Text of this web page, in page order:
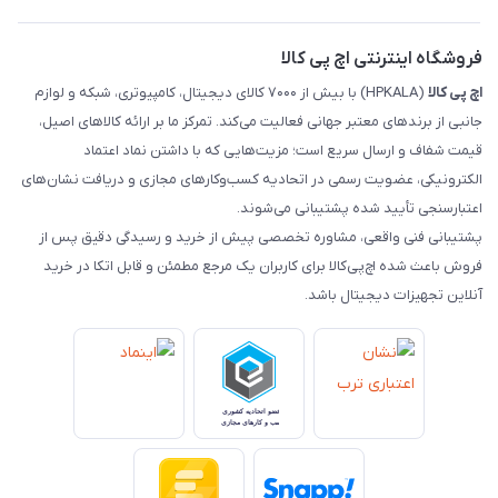
رهگیری مرسولات ماهکس
فروشگاه اینترنتی اچ پی کالا
اچ‌ پی‌ کالا
(HPKALA) با بیش از ۷۰۰۰ کالای دیجیتال، کامپیوتری، شبکه و لوازم
جانبی از برندهای معتبر جهانی فعالیت می‌کند. تمرکز ما بر ارائه کالاهای اصیل،
قیمت شفاف و ارسال سریع است؛ مزیت‌هایی که با داشتن نماد اعتماد
الکترونیکی، عضویت رسمی در اتحادیه کسب‌وکارهای مجازی و دریافت نشان‌های
اعتبارسنجی تأیید شده پشتیبانی می‌شوند.
پشتیبانی فنی واقعی، مشاوره تخصصی پیش از خرید و رسیدگی دقیق پس از
فروش باعث شده اچ‌پی‌کالا برای کاربران یک مرجع مطمئن و قابل اتکا در خرید
آنلاین تجهیزات دیجیتال باشد.